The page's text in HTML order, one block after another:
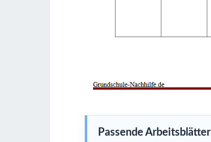
Passende Arbeitsblätter